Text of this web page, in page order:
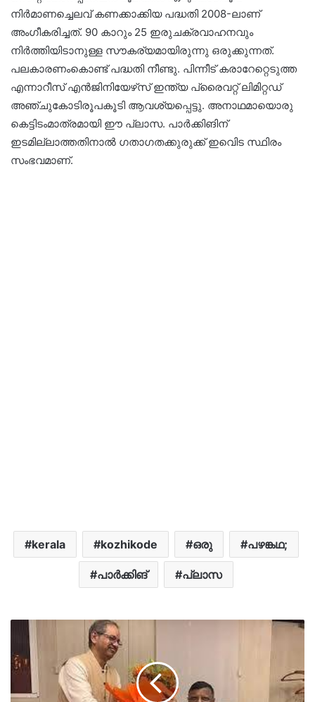
നിർമാണച്ചെലവ് കണക്കാക്കിയ പദ്ധതി 2008-ലാണ്
അംഗീകരിച്ചത്. 90 കാറും 25 ഇരുചക്രവാഹനവും
നിർത്തിയിടാനുള്ള സൗകര്യമായിരുന്നു ഒരുക്കുന്നത്.
പലകാരണംകൊണ്ട് പദ്ധതി നീണ്ടു. പിന്നീട് കരാറേറ്റെടുത്ത
എന്നാറീസ് എൻജിനിയേഴ്‌സ് ഇന്ത്യ പ്രൈവറ്റ് ലിമിറ്റഡ്
അഞ്ചുകോടിരൂപകൂടി ആവശ്യപ്പെട്ടു. അനാഥമായൊരു
കെട്ടിടംമാത്രമായി ഈ പ്ലാസ. പാർക്കിങിന്
ഇടമില്ലാത്തതിനാൽ ഗതാഗതക്കുരുക്ക് ഇവിെട സ്ഥിരം
സംഭവമാണ്.
kerala kozhikode ഒരു പഴങ്കഥ;
പാർക്കിങ് പ്ലാസ